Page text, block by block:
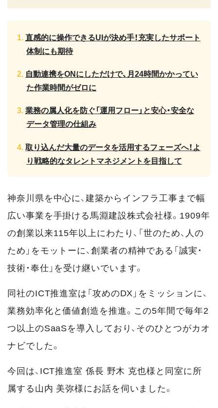
直感的に操作できるUIが決め手！充実したサポート
体制にも期待
自動連携をONにしただけで、月24時間かかってい
た作業時間がゼロに
業務の属人化を防ぐ「運用フロー」と安心・安全な
データ管理の仕組み
取り込んだ大量のデータを活用するフェーズへ！よ
り戦略的なタレントマネジメントを目指して
神奈川県を中心に、建築からインフラ工事まで幅
広い事業を手掛ける馬淵建設株式会社様。1909年
の創業以来115年以上にわたり、「世のため、人の
ため」をモットーに、創業者の精神である「誠実・
技術・奉仕」を受け継いでいます。
同社のICT推進室は「攻めのDX」をミッションに、
業務効率化と価値創造を推進。この5年間で毎年2
つ以上のSaaSを導入しており、そのひとつがカオ
ナビでした。
今回は、ICT推進室 係長 野木 克也様と同室に所
属する山内 美弥様にお話を伺いました。